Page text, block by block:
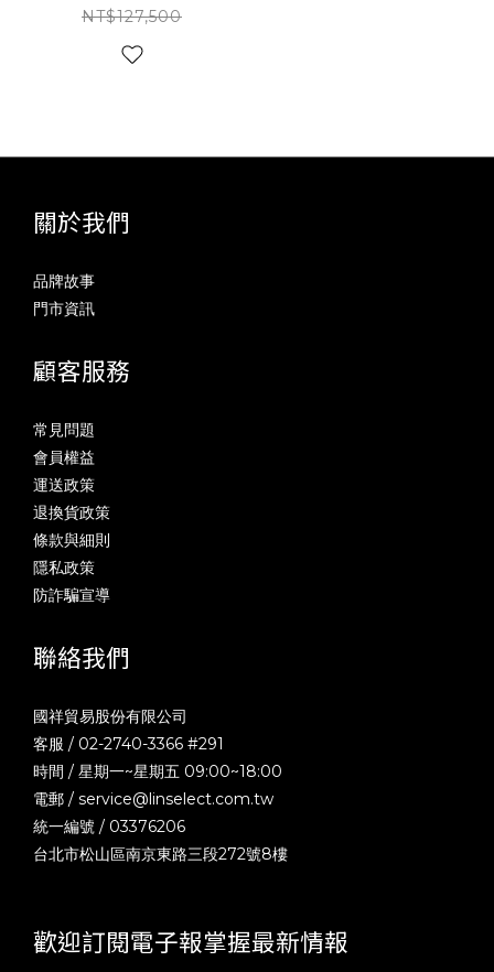
NT$127,500
關於我們
品牌故事
門市資訊
顧客服務
常見問題
會員權益
運送政策
退換貨政策
條款與細則
隱私政策
防詐騙宣導
聯絡我們
國祥貿易股份有限公司
客服 / 02-2740-3366 #291
時間 / 星期一~星期五 09:00~18:00
電郵 / service@linselect.com.tw
統一編號 / 03376206
台北市松山區南京東路三段272號8樓
歡迎訂閱電子報掌握最新情報